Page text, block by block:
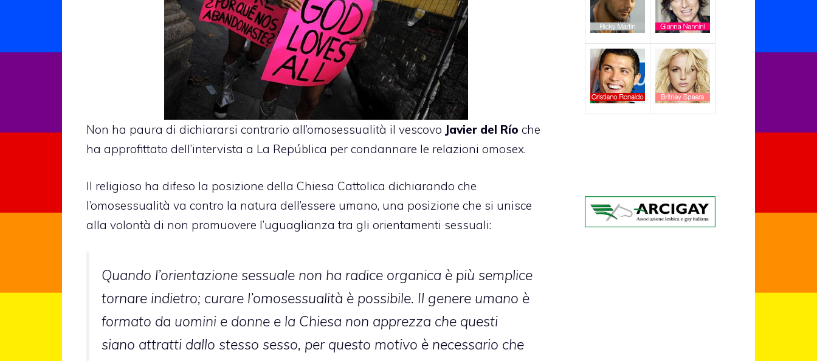
Non ha paura di dichiararsi contrario all’omosessualità il vescovo Javier del Río che
ha approfittato dell’intervista a La República per condannare le relazioni omosex.
Il religioso ha difeso la posizione della Chiesa Cattolica dichiarando che
l’omosessualità va contro la natura dell’essere umano, una posizione che si unisce
alla volontà di non promuovere l’uguaglianza tra gli orientamenti sessuali:
Quando l’orientazione sessuale non ha radice organica è più semplice
tornare indietro; curare l’omosessualità è possibile. Il genere umano è
formato da uomini e donne e la Chiesa non apprezza che questi
siano attratti dallo stesso sesso, per questo motivo è necessario che